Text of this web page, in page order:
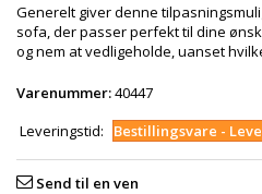
Generelt giver denne
sofa, der passer perfekt til dine
og nem at vedligeholde, uanset
Varenummer:40447
Leveringstid:
Bestillingsvare -
Send til en ven